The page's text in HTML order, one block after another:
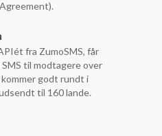
fra ZumoSMS, får
til modtagere over
godt rundt i
til 160 lande.